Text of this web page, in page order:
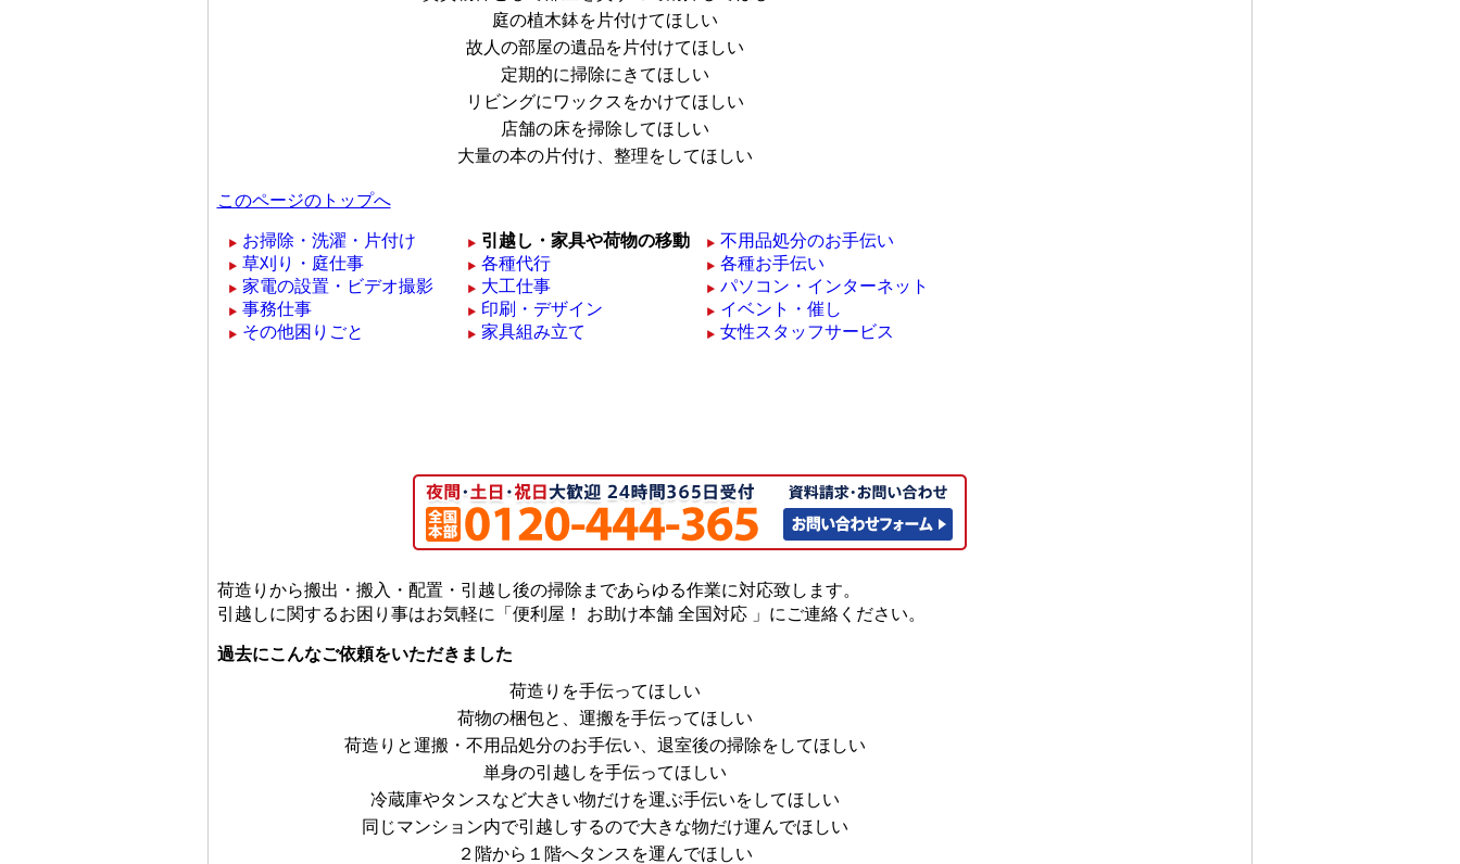
庭の植木鉢を片付けてほしい
故人の部屋の遺品を片付けてほしい
定期的に掃除にきてほしい
リビングにワックスをかけてほしい
店舗の床を掃除してほしい
大量の本の片付け、整理をしてほしい
このページのトップへ
お掃除・洗濯・片付け 引越し・家具や荷物の移動
不用品処分のお手伝い
草刈り・庭仕事
各種代行
各種お手伝い
家電の設置・ビデオ撮影
大工仕事
パソコン・インターネット
事務仕事
印刷・デザイン
イベント・催し
その他困りごと
家具組み立て 女性スタッフサービス
荷造りから搬出・搬入・配置・引越し後の掃除まであらゆる作業に対応致します。
引越しに関するお困り事はお気軽に「便利屋！ お助け本舗 全国対応 」にご連絡ください。
過去にこんなご依頼をいただきました
荷造りを手伝ってほしい
荷物の梱包と、運搬を手伝ってほしい
荷造りと運搬・不用品処分のお手伝い、退室後の掃除をしてほしい
単身の引越しを手伝ってほしい
冷蔵庫やタンスなど大きい物だけを運ぶ手伝いをしてほしい
同じマンション内で引越しするので大きな物だけ運んでほしい
２階から１階へタンスを運んでほしい